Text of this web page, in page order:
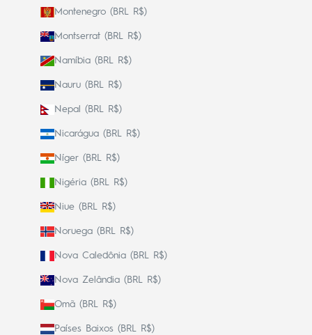
Montenegro (BRL R$)
Montserrat (BRL R$)
Namíbia (BRL R$)
Nauru (BRL R$)
Nepal (BRL R$)
Nicarágua (BRL R$)
Níger (BRL R$)
Nigéria (BRL R$)
Niue (BRL R$)
Noruega (BRL R$)
Nova Caledônia (BRL R$)
Nova Zelândia (BRL R$)
Omã (BRL R$)
Países Baixos (BRL R$)